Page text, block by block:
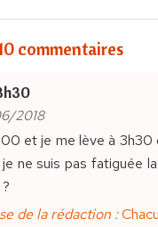
commentaires
2018
et je me lève à 3h30
je ne suis pas fatiguée
de la rédaction :